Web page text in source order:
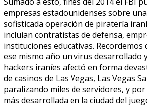
empresas estadounidenses sobre
sofisticada operación de piratería
incluían contratistas de defensa,
instituciones educativas. Recordemos
ese mismo año un virus desarrollado
hackers iraníes afectó en forma
de casinos de Las Vegas, Las Vegas
paralizando miles de servidores, y por
más desarrollada en la ciudad del